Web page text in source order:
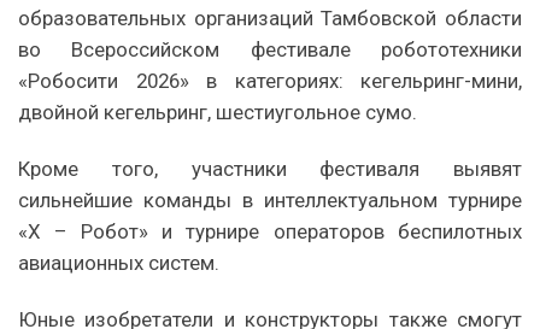
образовательных организаций Тамбовской области
во Всероссийском фестивале робототехники
«Робосити 2026» в категориях: кегельринг-мини,
двойной кегельринг, шестиугольное сумо.
Кроме того, участники фестиваля выявят
сильнейшие команды в интеллектуальном турнире
«X – Робот» и турнире операторов беспилотных
авиационных систем.
Юные изобретатели и конструкторы также смогут